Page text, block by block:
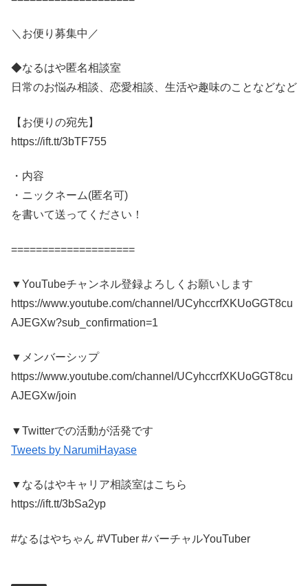
＼お便り募集中／
◆なるはや匿名相談室
日常のお悩み相談、恋愛相談、生活や趣味のことなどなど
【お便りの宛先】
https://ift.tt/3bTF755
・内容
・ニックネーム(匿名可)
を書いて送ってください！
====================
▼YouTubeチャンネル登録よろしくお願いします
https://www.youtube.com/channel/UCyhccrfXKUoGGT8cu
AJEGXw?sub_confirmation=1
▼メンバーシップ
https://www.youtube.com/channel/UCyhccrfXKUoGGT8cu
AJEGXw/join
▼Twitterでの活動が活発です
Tweets by NarumiHayase
▼なるはやキャリア相談室はこちら
https://ift.tt/3bSa2yp
#なるはやちゃん #VTuber #バーチャルYouTuber